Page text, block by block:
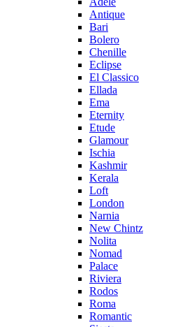
Antique
Bari
Bolero
Chenille
Eclipse
El Classico
Ellada
Ema
Eternity
Etude
Glamour
Ischia
Kashmir
Kerala
Loft
London
Narnia
New Chintz
Nolita
Nomad
Palace
Riviera
Rodos
Roma
Romantic